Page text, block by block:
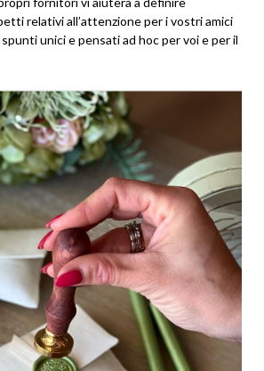
relativi all’attenzione per i vostri amici
unici e pensati ad hoc per voi e per il